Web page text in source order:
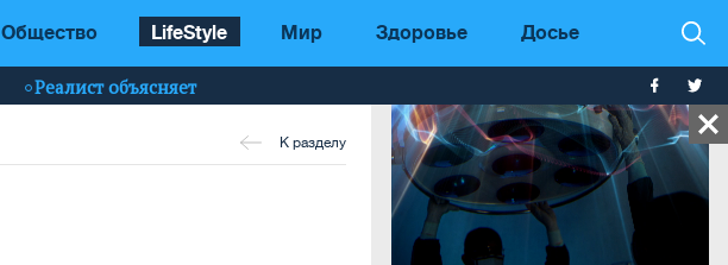
Общество LifeStyle Мир Здоровье Досье
Реалист объясняет
К разделу